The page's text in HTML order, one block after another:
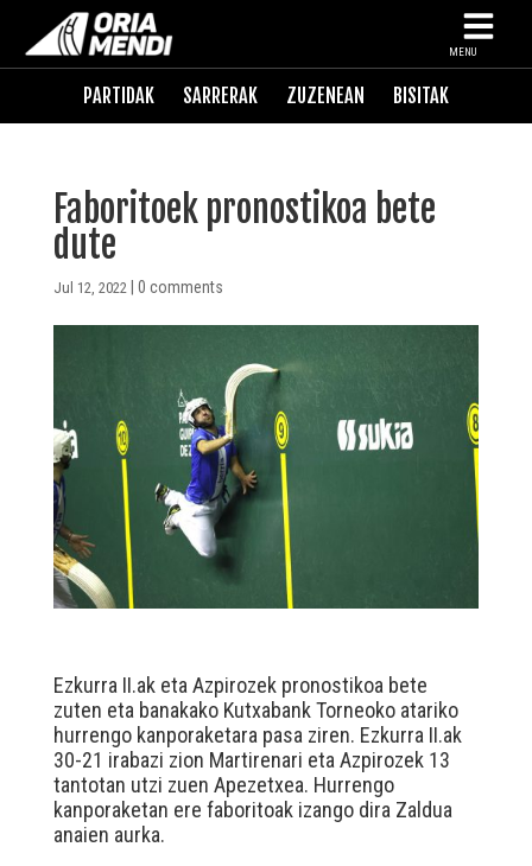
MENU
PARTIDAK SARRERAK ZUZENEAN BISITAK
Faboritoek pronostikoa bete
dute
Jul 12, 2022 0 comments
Ezkurra II.ak eta Azpirozek pronostikoa bete
zuten eta banakako Kutxabank Torneoko atariko
hurrengo kanporaketara pasa ziren. Ezkurra II.ak
30-21 irabazi zion Martirenari eta Azpirozek 13
tantotan utzi zuen Apezetxea. Hurrengo
kanporaketan ere faboritoak izango dira Zaldua
anaien aurka.